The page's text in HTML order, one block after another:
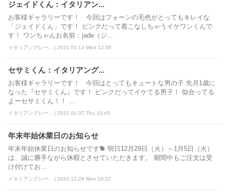
ジェイドくん：イタリアン...
お客様ギャラリーです！ 今回はフォーンの毛色がとってもキレイな
「ジェイドくん」です！ ピンクだって着こなしちゃうイケワンくんで
す！ ワンちゃんお名前：jade（ジ...
イタリアングレー... | 2021.01.13 Wed 12:56
セサミくん：イタリアング...
お客様ギャラリーです！ 今回はとってもキュートな男の子 先月1歳に
なった『セサミくん』です！ ピンクだってイケてる男子！ 似合ってる
よーセサミくん！！ ...
イタリアングレー... | 2021.01.07 Thu 10:45
年末年始休業日のお知らせ
年末年始休業日のお知らせです🐕 明日12月29日（火）～1月5日（火）
は、誠に勝手ながら休暇とさせていただきます。 期間中もご注文は受
け付けてお...
イタリアングレー... | 2020.12.28 Mon 10:22